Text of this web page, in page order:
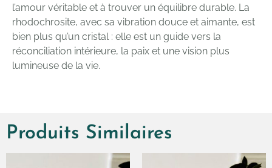
l’amour véritable et à trouver un équilibre durable. La
rhodochrosite, avec sa vibration douce et aimante, est
bien plus qu’un cristal : elle est un guide vers la
réconciliation intérieure, la paix et une vision plus
lumineuse de la vie.
Produits Similaires